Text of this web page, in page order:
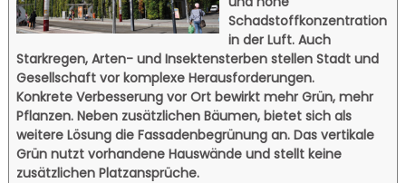
Schadstoffkonzentration
in der Luft. Auch
Starkregen, Arten- und Insektensterben stellen Stadt und
Gesellschaft vor komplexe Herausforderungen.
Konkrete Verbesserung vor Ort bewirkt mehr Grün, mehr
Pflanzen. Neben zusätzlichen Bäumen, bietet sich als
weitere Lösung die Fassadenbegrünung an. Das vertikale
Grün nutzt vorhandene Hauswände und stellt keine
zusätzlichen Platzansprüche.